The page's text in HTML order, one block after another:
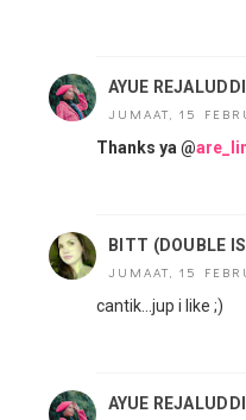
AYUE
JUMAAT, 15
Thanks ya @
BITT (DOUBLE
JUMAAT, 15
cantik...jup i like ;)
AYUE